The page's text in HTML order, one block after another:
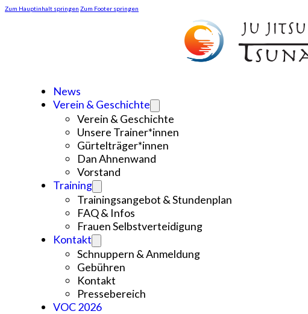
Zum Hauptinhalt springen Zum Footer springen
News
Verein & Geschichte
Verein & Geschichte
Unsere Trainer*innen
Gürtelträger*innen
Dan Ahnenwand
Vorstand
Training
Trainingsangebot & Stundenplan
FAQ & Infos
Frauen Selbstverteidigung
Kontakt
Schnuppern & Anmeldung
Gebühren
Kontakt
Pressebereich
VOC 2026